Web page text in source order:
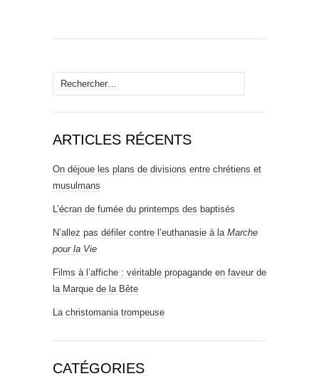
Rechercher :
ARTICLES RÉCENTS
On déjoue les plans de divisions entre chrétiens et
musulmans
L’écran de fumée du printemps des baptisés
N’allez pas défiler contre l’euthanasie à la Marche
pour la Vie
Films à l’affiche : véritable propagande en faveur de
la Marque de la Bête
La christomania trompeuse
CATÉGORIES